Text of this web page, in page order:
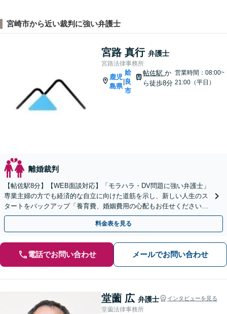
宮崎市から近い裁判に強い弁護士
宮路 真行 弁護士
宮路法律事務所
鹿児
島県
姶
良
市
帖佐駅か
ら徒歩8分
営業時間：08:00~
21:00（平日）
離婚裁判
【帖佐駅8分】【WEB面談対応】「モラハラ・DV問題に強い弁護士」
専業主婦の方でも経済的な自立に向けた道筋を示し、新しい人生のス
タートをバックアップ「養育費、婚姻費用の心配もお任せください」
経営者特有の離婚問題に対応【休日・夜間相談可】
料金表を見る
電話でお問い合わせ メールでお問い合わせ
堂薗 広 弁護士 インタビューを見る
堂薗法律事務所